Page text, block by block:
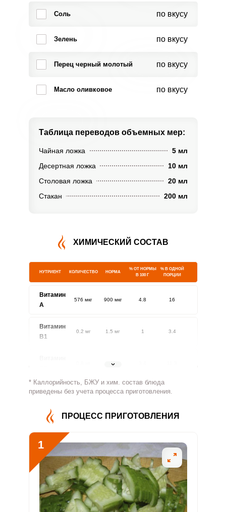
Соль по вкусу
Зелень по вкусу
Перец черный молотый по вкусу
Масло оливковое по вкусу
Таблица переводов объемных мер:
Чайная ложка
5 мл
Десертная ложка
10 мл
Столовая ложка
20 мл
Стакан
200 мл
ХИМИЧЕСКИЙ СОСТАВ
НУТРИЕНТ КОЛИЧЕСТВО НОРМА
% ОТ НОРМЫ
В 100 Г
% В ОДНОЙ
ПОРЦИИ
Витамин
A
576 мкг 900 мкг 4.8 16
Витамин
В1
0.2 мг 1.5 мг 1 3.4
1.8 мг
Витамин
623.6 мг 500 мг 9.3 31.2
Витамин
В5
Витамин
В6
0.7 мг 2 мг 2.6 8.5
Витамин
В9
63.9 мкг 400 мкг 1.2 4
* Каллорийность, БЖУ и хим. состав блюда
приведены без учета процесса приготовления.
ПРОЦЕСС ПРИГОТОВЛЕНИЯ
1